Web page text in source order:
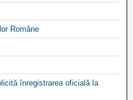
Române
înregistrarea oficială la